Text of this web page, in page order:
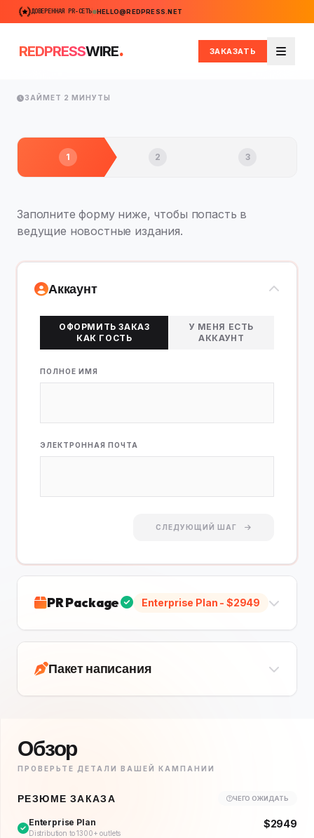
ДОВЕРЕННАЯ PR-СЕТЬ HELLO@REDPRESS.NET
REDPRESSWIRE. ЗАКАЗАТЬ
Меню
ЗАЙМЕТ 2 МИНУТЫ
1 2 3
Заполните форму ниже, чтобы попасть в
ведущие новостные издания.
Аккаунт
ОФОРМИТЬ ЗАКАЗ
КАК ГОСТЬ
У МЕНЯ ЕСТЬ
АККАУНТ
ПОЛНОЕ ИМЯ
ЭЛЕКТРОННАЯ ПОЧТА
СЛЕДУЮЩИЙ ШАГ
PR Package Enterprise Plan - $2949
Пакет написания
Обзор
ПРОВЕРЬТЕ ДЕТАЛИ ВАШЕЙ КАМПАНИИ
РЕЗЮМЕ ЗАКАЗА ЧЕГО ОЖИДАТЬ
Enterprise Plan
Distribution to 1300+ outlets
$2949